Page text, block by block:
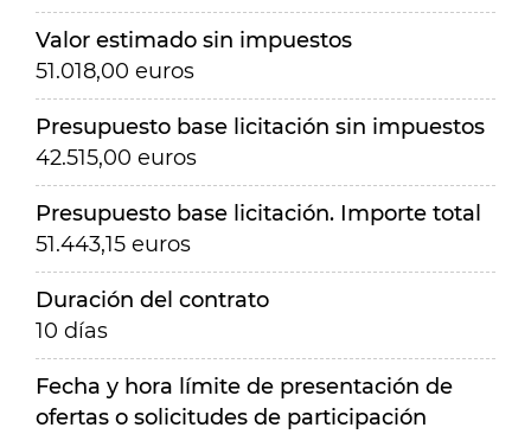
Valor estimado sin impuestos
51.018,00 euros
Presupuesto base licitación sin impuestos
42.515,00 euros
Presupuesto base licitación. Importe total
51.443,15 euros
Duración del contrato
10 días
Fecha y hora límite de presentación de
ofertas o solicitudes de participación